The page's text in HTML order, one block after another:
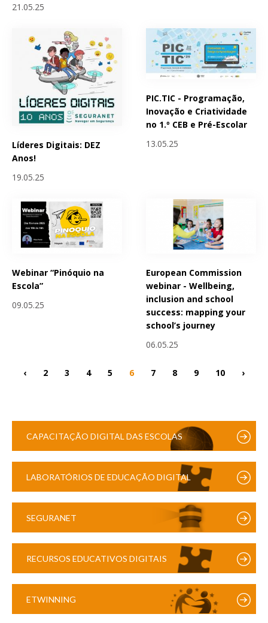
21.05.25
Líderes Digitais: DEZ
Anos!
19.05.25
PIC.TIC - Programação,
Inovação e Criatividade
no 1.º CEB e Pré-Escolar
13.05.25
Webinar “Pinóquio na
Escola”
09.05.25
European Commission
webinar - Wellbeing,
inclusion and school
success: mapping your
school’s journey
06.05.25
‹ 2 3 4 5 6 7 8 9 10 ›
CAPACITAÇÃO DIGITAL DAS ESCOLAS
LABORATÓRIOS DE EDUCAÇÃO DIGITAL
SEGURANET
RECURSOS EDUCATIVOS DIGITAIS
ETWINNING